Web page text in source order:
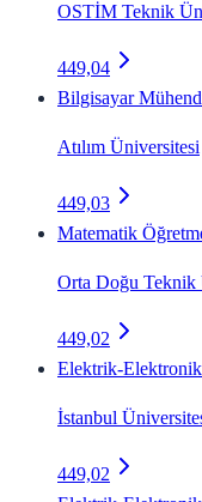
OSTİM Teknik
449,04
Bilgisayar
Atılım Üniversitesi
449,03
Matematik
Orta Doğu Teknik
449,02
Elektrik-
İstanbul
449,02